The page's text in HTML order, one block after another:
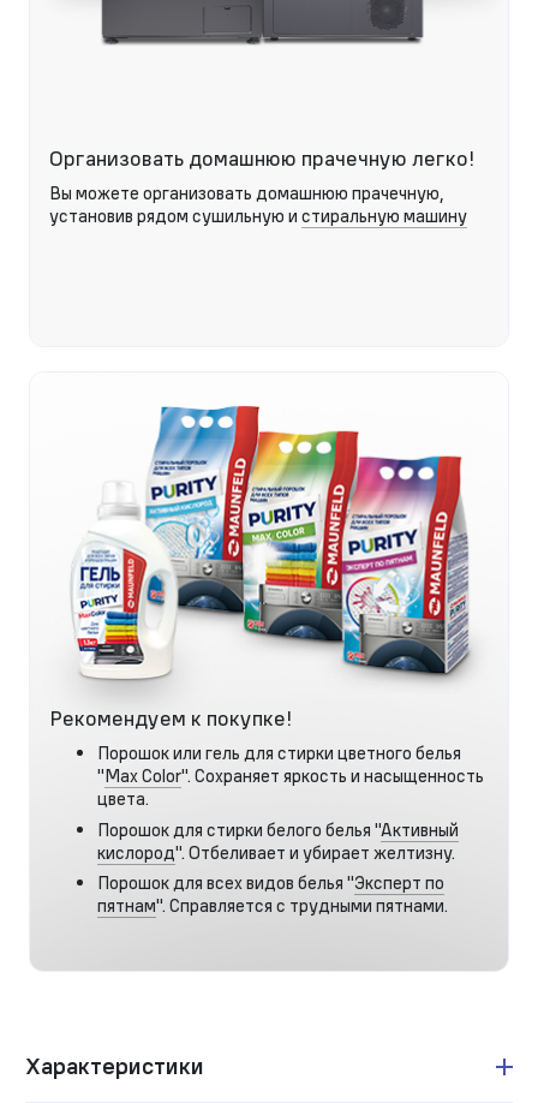
Организовать домашнюю прачечную легко!
Вы можете организовать домашнюю прачечную,
установив рядом сушильную и стиральную машину
Рекомендуем к покупке!
Порошок или гель для стирки цветного белья
"Max Color". Сохраняет яркость и насыщенность
цвета.
Порошок для стирки белого белья "Активный
кислород". Отбеливает и убирает желтизну.
Порошок для всех видов белья "Эксперт по
пятнам". Справляется с трудными пятнами.
Характеристики